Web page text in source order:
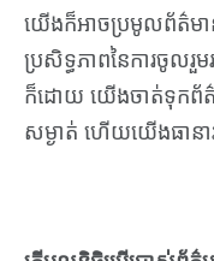
យើងក៏អាចប្រមូលព័ត៌មាន
ប្រសិទ្ធភាពនៃការចូល
ក៏ដោយ យើងចាត់ទុកព័ត៌ម
សម្ងាត់ ហើយយើងធាន